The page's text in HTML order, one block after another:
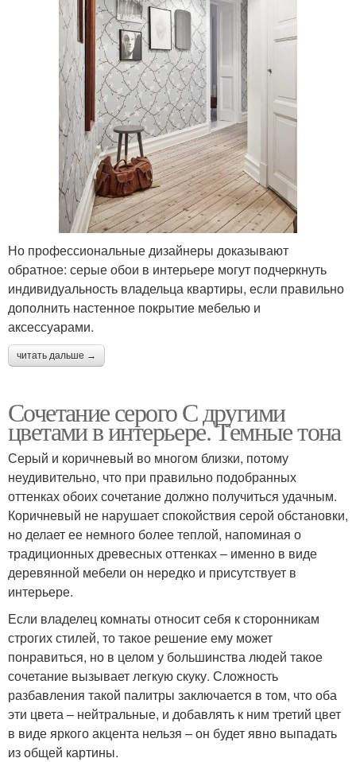
Но профессиональные дизайнеры доказывают
обратное: серые обои в интерьере могут подчеркнуть
индивидуальность владельца квартиры, если правильно
дополнить настенное покрытие мебелью и
аксессуарами.
читать дальше →
Сочетание серого С другими
цветами в интерьере. Темные тона
Серый и коричневый во многом близки, потому
неудивительно, что при правильно подобранных
оттенках обоих сочетание должно получиться удачным.
Коричневый не нарушает спокойствия серой обстановки,
но делает ее немного более теплой, напоминая о
традиционных древесных оттенках – именно в виде
деревянной мебели он нередко и присутствует в
интерьере.
Если владелец комнаты относит себя к сторонникам
строгих стилей, то такое решение ему может
понравиться, но в целом у большинства людей такое
сочетание вызывает легкую скуку. Сложность
разбавления такой палитры заключается в том, что оба
эти цвета – нейтральные, и добавлять к ним третий цвет
в виде яркого акцента нельзя – он будет явно выпадать
из общей картины.